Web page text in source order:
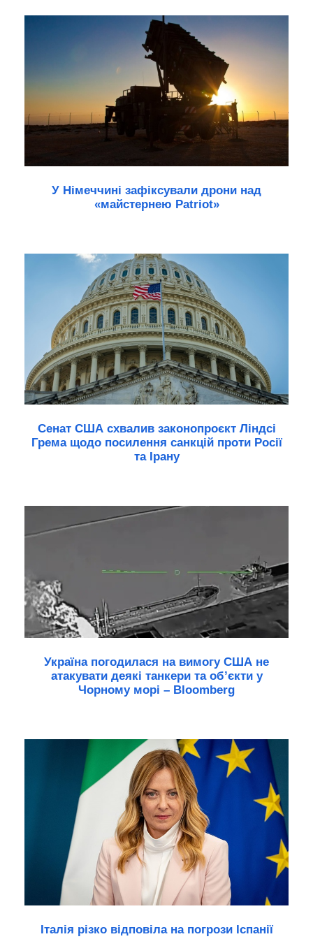
У Німеччині зафіксували дрони над
«майстернею Patriot»
Сенат США схвалив законопроєкт Ліндсі
Грема щодо посилення санкцій проти Росії
та Ірану
Україна погодилася на вимогу США не
атакувати деякі танкери та об’єкти у
Чорному морі – Bloomberg
Італія різко відповіла на погрози Іспанії